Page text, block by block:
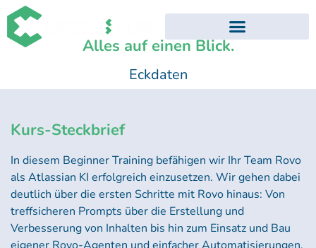
Alles auf einen Blick.
Eckdaten
Kurs-Steckbrief
In diesem Beginner Training befähigen wir Ihr Team Rovo
als Atlassian KI erfolgreich einzusetzen. Wir gehen dabei
deutlich über die ersten Schritte mit Rovo hinaus: Von
treffsicheren Prompts über die Erstellung und
Verbesserung von Inhalten bis hin zum Einsatz und Bau